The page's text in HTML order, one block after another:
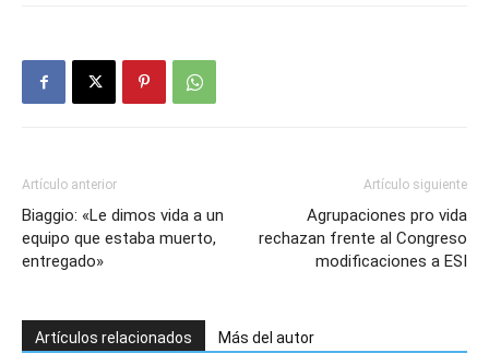
Artículo anterior
Biaggio: «Le dimos vida a un
equipo que estaba muerto,
entregado»
Artículo siguiente
Agrupaciones pro vida
rechazan frente al Congreso
modificaciones a ESI
Artículos relacionados Más del autor